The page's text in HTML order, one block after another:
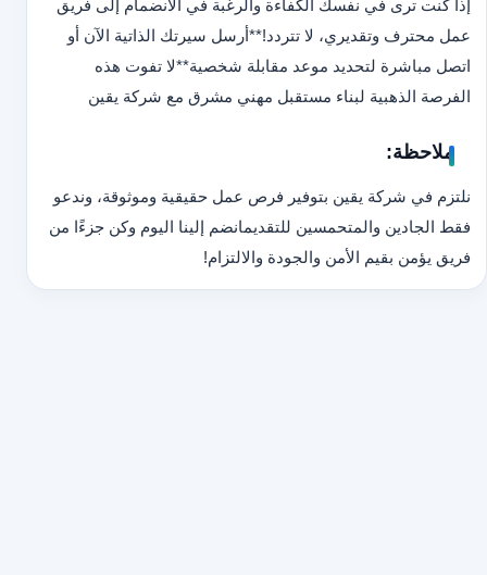
إذا كنت ترى في نفسك الكفاءة والرغبة في الانضمام إلى فريق
عمل محترف وتقديري، لا تتردد!**أرسل سيرتك الذاتية الآن أو
اتصل مباشرة لتحديد موعد مقابلة شخصية**لا تفوت هذه
الفرصة الذهبية لبناء مستقبل مهني مشرق مع شركة يقين
ملاحظة:
نلتزم في شركة يقين بتوفير فرص عمل حقيقية وموثوقة، وندعو
فقط الجادين والمتحمسين للتقديمانضم إلينا اليوم وكن جزءًا من
فريق يؤمن بقيم الأمن والجودة والالتزام!